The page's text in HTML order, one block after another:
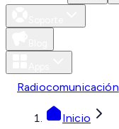
Radiocomunicación
Inicio